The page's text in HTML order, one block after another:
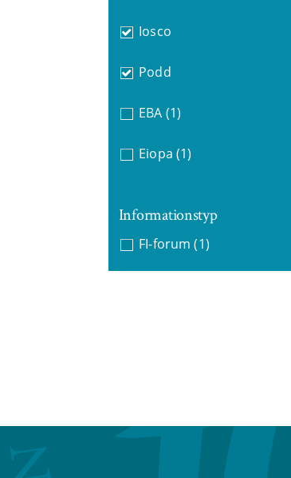
Iosco
Podd
EBA (1)
Eiopa (1)
Informationstyp
FI-forum (1)